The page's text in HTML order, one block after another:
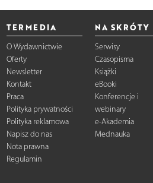
TERMEDIA
O Wydawnictwie
Oferty
Newsletter
Kontakt
Praca
Polityka prywatności
Polityka reklamowa
Napisz do nas
Nota prawna
Regulamin
NA SKRÓTY
Serwisy
Czasopisma
Książki
eBooki
Konferencje i
webinary
e-Akademia
Mednauka